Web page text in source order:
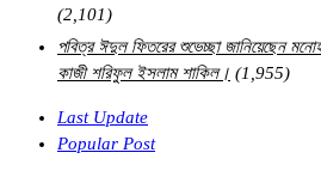
(2,101)
পবিত্র ঈদুল ফিতরের শুভেচ্ছা জানিয়েছেন
কাজী শরিফুল ইসলাম শাকিল। (1,955)
Last Update
Popular Post